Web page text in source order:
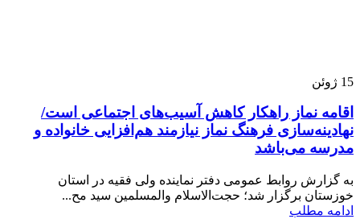
15 ژوئن
اقامه نماز راهکار کاهش آسیب‌های اجتماعی است/
نهادینه‌سازی فرهنگ نماز نیازمند هم‌افزایی خانواده و
مدرسه می‌باشد
به گزارش روابط عمومی دفتر نماینده ولی فقیه در استان
خوزستان برگزار شد؛ حجت‌الاسلام والمسلمین سید مح...
ادامه مطلب